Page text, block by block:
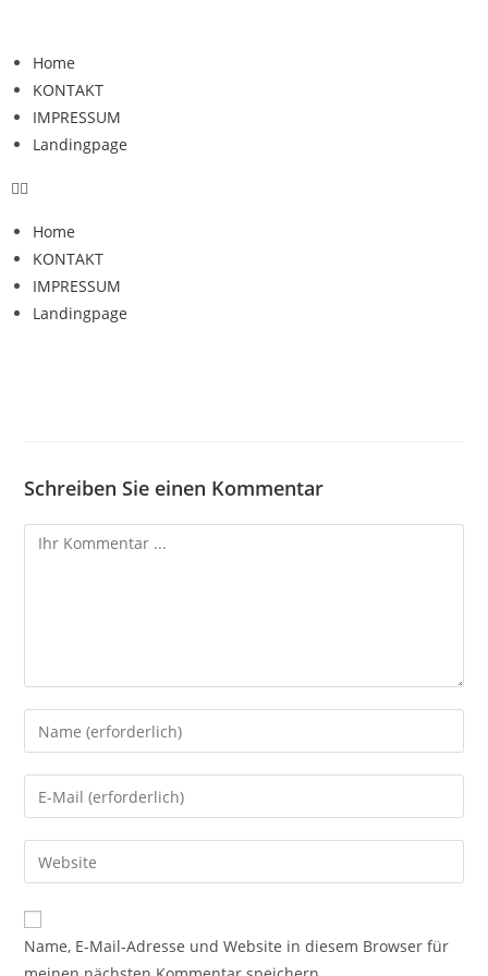
Home
KONTAKT
IMPRESSUM
Landingpage
Home
KONTAKT
IMPRESSUM
Landingpage
Schreiben Sie einen Kommentar
Name, E-Mail-Adresse und Website in diesem Browser für